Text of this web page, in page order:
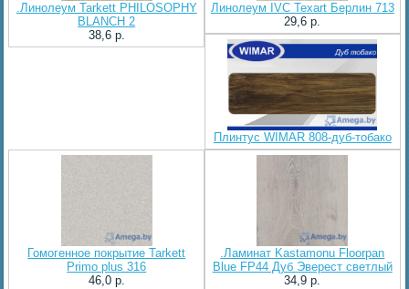
.Линолеум Tarkett PHILOSOPHY
BLANCH 2
38,6 p.
Линолеум IVC Texart Берлин 713
29,6 p.
Плинтус WIMAR 808-дуб-тобако
Гомогенное покрытие Tarkett
Primo plus 316
46,0 p.
.Ламинат Kastamonu Floorpan
Blue FP44 Дуб Эверест светлый
34,9 p.